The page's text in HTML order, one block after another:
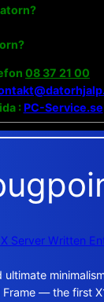
08 37 21 00
:PC-Service.se
Server Written
Frame — the first